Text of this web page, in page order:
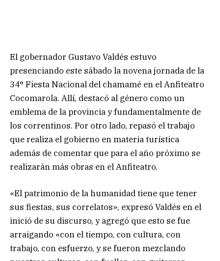
El gobernador Gustavo Valdés estuvo
presenciando este sábado la novena jornada de la
34° Fiesta Nacional del chamamé en el Anfiteatro
Cocomarola. Allí, destacó al género como un
emblema de la provincia y fundamentalmente de
los correntinos. Por otro lado, repasó el trabajo
que realiza el gobierno en materia turística
además de comentar que para el año próximo se
realizarán más obras en el Anfiteatro.
«El patrimonio de la humanidad tiene que tener
sus fiestas, sus correlatos», expresó Valdés en el
inició de su discurso, y agregó que esto se fue
arraigando «con el tiempo, con cultura, con
trabajo, con esfuerzo, y se fueron mezclando